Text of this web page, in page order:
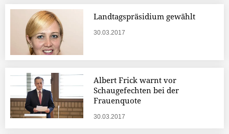
Landtagspräsidium gewählt
30.03.2017
Albert Frick warnt vor
Schaugefechten bei der
Frauenquote
30.03.2017